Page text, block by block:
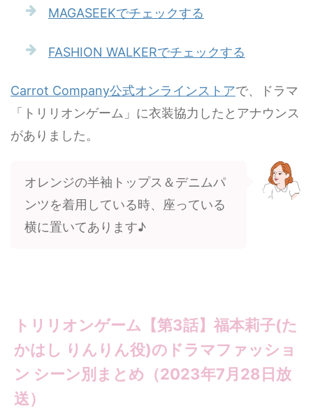
MAGASEEKでチェックする
FASHION WALKERでチェックする
Carrot Company公式オンラインストアで、ドラマ
「トリリオンゲーム」に衣装協力したとアナウンス
がありました。
オレンジの半袖トップス＆デニムパ
ンツを着用している時、座っている
横に置いてあります♪
トリリオンゲーム【第3話】福本莉子(た
かはし りんりん役)のドラマファッショ
ン シーン別まとめ（2023年7月28日放
送）